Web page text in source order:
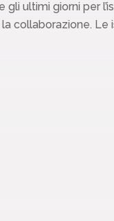
ultimi giorni per
collaborazione. Le